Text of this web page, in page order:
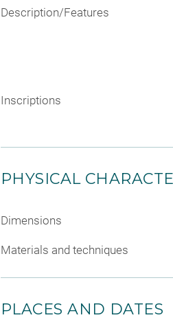
Description/Features
Inscriptions
PHYSICAL
Dimensions
Materials and techniques
PLACES AND DATES